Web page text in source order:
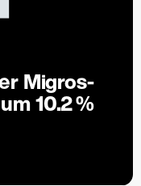
Migros-
10.2 %